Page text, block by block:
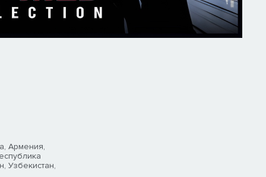
Армения,
Узбекистан,